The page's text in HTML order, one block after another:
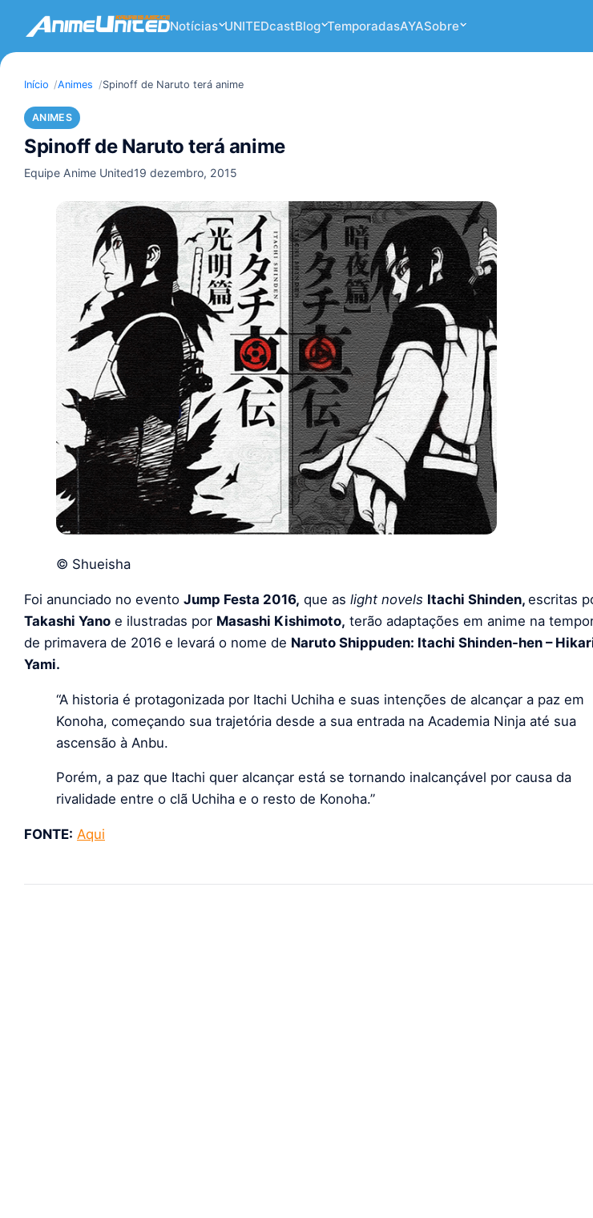
Notícias UNITEDcastBlog TemporadasAYASobre
Início Animes Spinoff de Naruto terá anime
ANIMES
Spinoff de Naruto terá anime
Equipe Anime United19 dezembro, 2015
© Shueisha
Foi anunciado no evento Jump Festa 2016, que as light novels Itachi Shinden, escritas
Takashi Yano e ilustradas por Masashi Kishimoto, terão adaptações em anime na
de primavera de 2016 e levará o nome de Naruto Shippuden: Itachi Shinden-hen –
Yami.
“A historia é protagonizada por Itachi Uchiha e suas intenções de alcançar a paz em
Konoha, começando sua trajetória desde a sua entrada na Academia Ninja até sua
ascensão à Anbu.
Porém, a paz que Itachi quer alcançar está se tornando inalcançável por causa da
rivalidade entre o clã Uchiha e o resto de Konoha.”
FONTE: Aqui